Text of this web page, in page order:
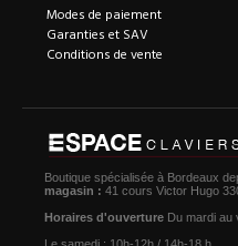
Modes de paiement
Garanties et SAV
Conditions de vente
Boutique spécialisée à Bordeaux
magasin : 41 cours Victor Hugo
Horaires d'ouverture Du mardi au